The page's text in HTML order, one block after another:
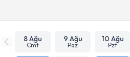
8 Ağu
Cmt
9 Ağu
Paz
10 Ağu
Pzt